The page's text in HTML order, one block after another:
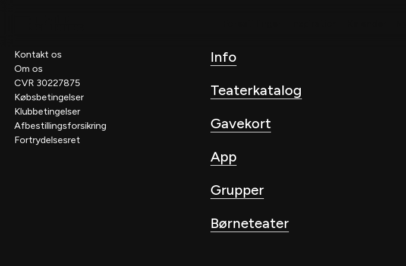
Kontakt os
Om os
CVR 30227875
Købsbetingelser
Klubbetingelser
Afbestillingsforsikring
Fortrydelsesret
Info
Teaterkatalog
Gavekort
App
Grupper
Børneteater